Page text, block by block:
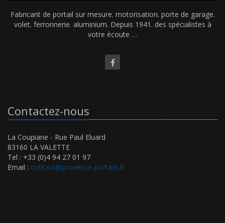
Fabricant de portail sur mesure. motorisation. porte de garage.
volet. ferronnerie. aluminium. Depuis 1941. des spécialistes à
votre écoute …
Contactez-nous
La Coupiane - Rue Paul Eluard
83160 LA VALETTE
Tel : +33 (0)4 94 27 01 97
Email : contact@provence-portails.fr